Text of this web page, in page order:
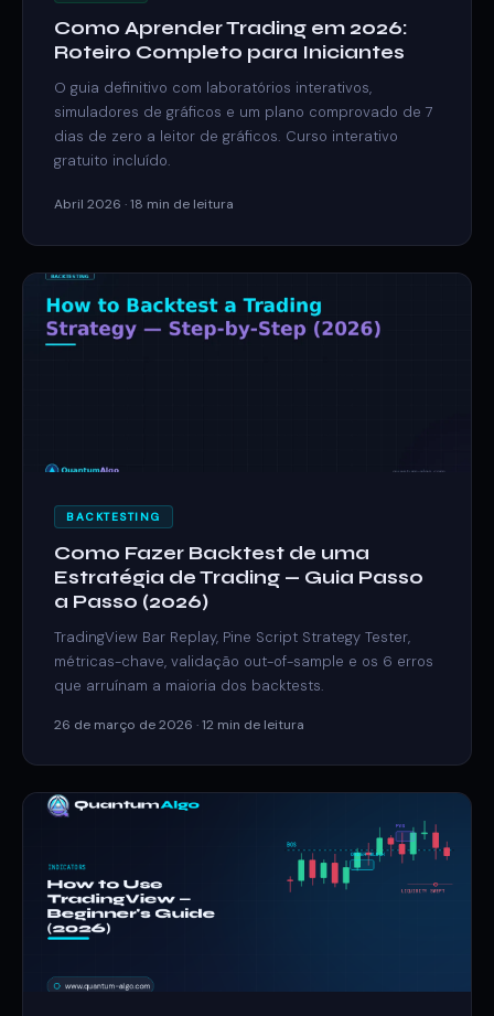
Como Aprender Trading em 2026:
Roteiro Completo para Iniciantes
O guia definitivo com laboratórios interativos,
simuladores de gráficos e um plano comprovado de 7
dias de zero a leitor de gráficos. Curso interativo
gratuito incluído.
Abril 2026 · 18 min de leitura
BACKTESTING
Como Fazer Backtest de uma
Estratégia de Trading — Guia Passo
a Passo (2026)
TradingView Bar Replay, Pine Script Strategy Tester,
métricas-chave, validação out-of-sample e os 6 erros
que arruínam a maioria dos backtests.
26 de março de 2026 · 12 min de leitura